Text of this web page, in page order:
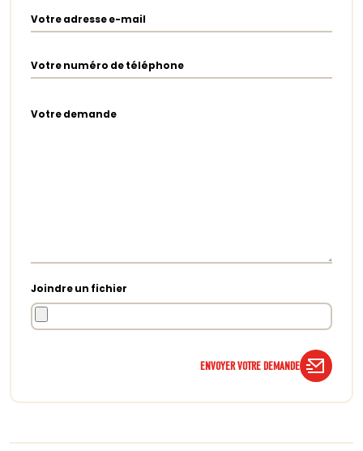
Votre adresse e-mail
Votre numéro de téléphone
Votre demande
Joindre un fichier
ENVOYER VOTRE DEMANDE